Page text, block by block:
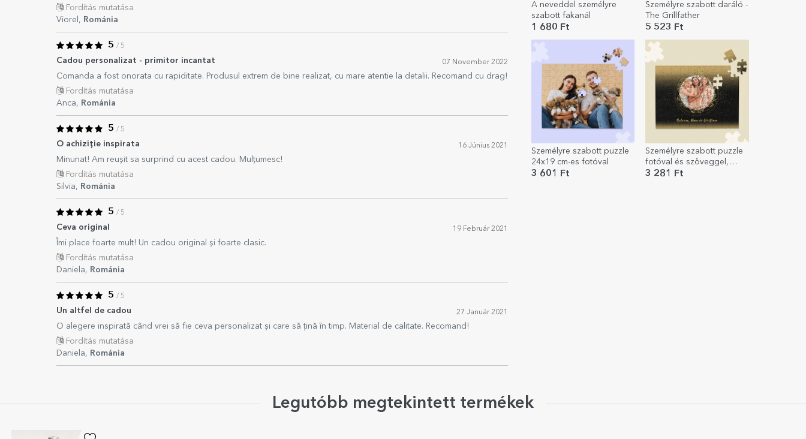
A neveddel személyre
szabott fakanál
1 680 Ft
Személyre szabott daráló -
The Grillfather
5 523 Ft
Személyre szabott puzzle
24x19 cm-es fotóval
3 601 Ft
Személyre szabott puzzle
fotóval és szöveggel,
20x15 cm - Arany keret
3 281 Ft
Fordítás mutatása
Viorel, Románia
5 / 5
Cadou personalizat - primitor incantat 07 November 2022
Comanda a fost onorata cu rapiditate. Produsul extrem de bine realizat, cu mare atentie la detalii. Recomand cu drag!
Fordítás mutatása
Anca, Románia
5 / 5
O achiziție inspirata 16 Június 2021
Minunat! Am reușit sa surprind cu acest cadou. Mulțumesc!
Fordítás mutatása
Silvia, Románia
5 / 5
Ceva original 19 Február 2021
Îmi place foarte mult! Un cadou original și foarte clasic.
Fordítás mutatása
Daniela, Románia
5 / 5
Un altfel de cadou 27 Január 2021
O alegere inspirată când vrei să fie ceva personalizat și care să țină în timp. Material de calitate. Recomand!
Fordítás mutatása
Daniela, Románia
Legutóbb megtekintett termékek